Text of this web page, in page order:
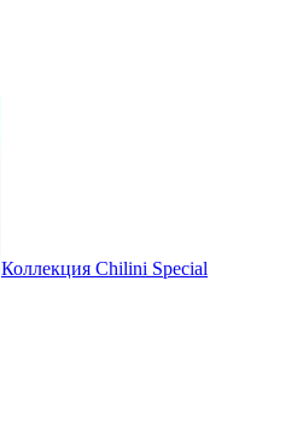
Коллекция Chilini Special